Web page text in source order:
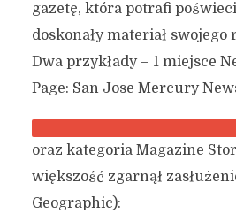
gazetę, która potrafi
doskonały materiał swojego
Dwa przykłady – 1 miejsce
Page: San Jose Mercury
oraz kategoria Magazine
większość zgarnął
Geographic):